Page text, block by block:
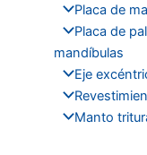
Placa de
Placa de
mandíbulas
Eje
Manto